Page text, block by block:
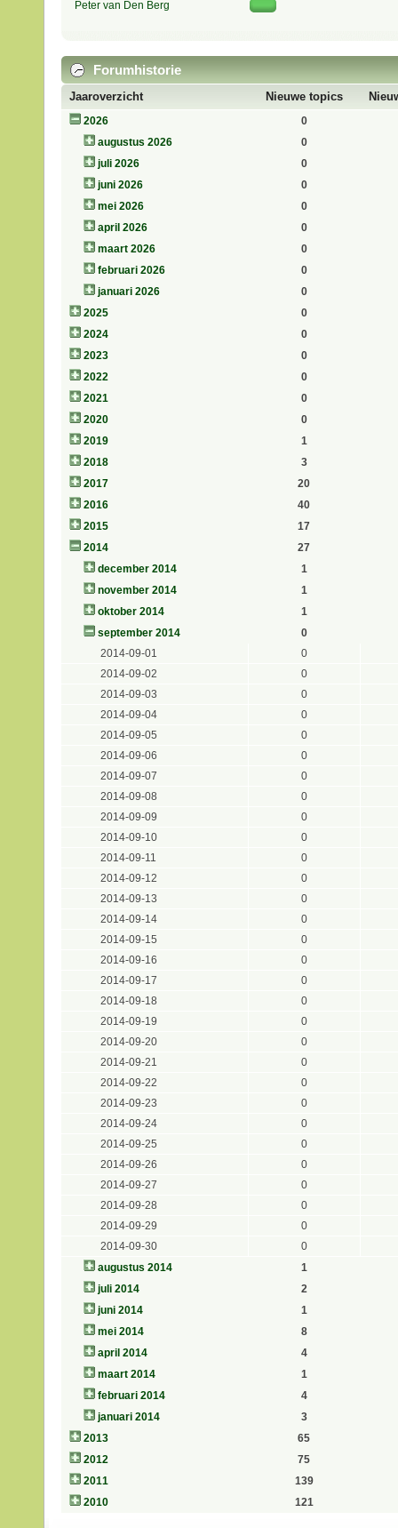
Peter van Den Berg
Forumhistorie
Jaaroverzicht Nieuwe topics
2026
0
augustus 2026
0
juli 2026
0
juni 2026
0
mei 2026
0
april 2026
0
maart 2026
0
februari 2026
0
januari 2026
0
2025
0
2024
0
2023
0
2022
0
2021
0
2020
0
2019
1
2018
3
2017
20
2016
40
2015
17
2014
27
december 2014
1
november 2014
1
oktober 2014
1
september 2014
0
2014-09-01
0
2014-09-02
0
2014-09-03
0
2014-09-04
0
2014-09-05
0
2014-09-06
0
2014-09-07
0
2014-09-08
0
2014-09-09
0
2014-09-10
0
2014-09-11
0
2014-09-12
0
2014-09-13
0
2014-09-14
0
2014-09-15
0
2014-09-16
0
2014-09-17
0
2014-09-18
0
2014-09-19
0
2014-09-20
0
2014-09-21
0
2014-09-22
0
2014-09-23
0
2014-09-24
0
2014-09-25
0
2014-09-26
0
2014-09-27
0
2014-09-28
0
2014-09-29
0
2014-09-30
0
augustus 2014
1
juli 2014
2
juni 2014
1
mei 2014
8
april 2014
4
maart 2014
1
februari 2014
4
januari 2014
3
2013
65
2012
75
2011
139
2010
121